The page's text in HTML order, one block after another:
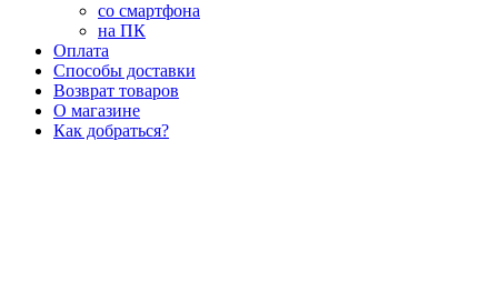
со смартфона
на ПК
Оплата
Способы доставки
Возврат товаров
О магазине
Как добраться?